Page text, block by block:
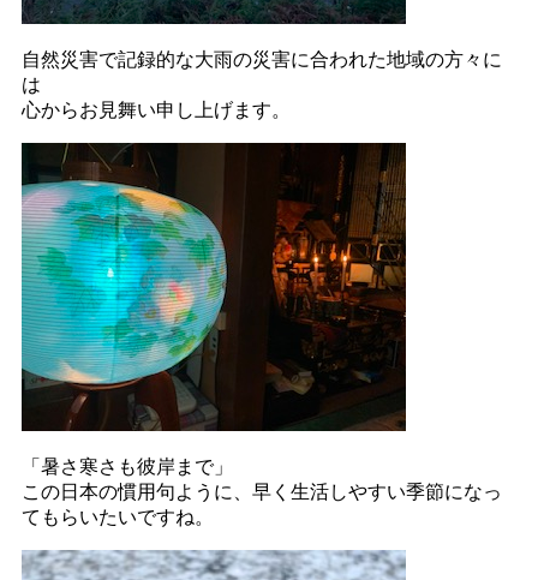
自然災害で記録的な大雨の災害に合われた地域の方々に
は
心からお見舞い申し上げます。
「暑さ寒さも彼岸まで」
この日本の慣用句ように、早く生活しやすい季節になっ
てもらいたいですね。